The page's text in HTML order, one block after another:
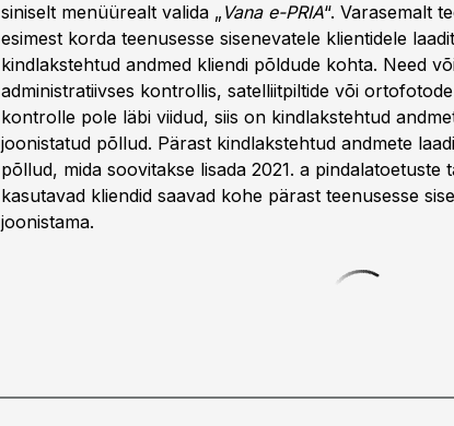
siniselt menüürealt valida „ Vana e-PRIA“. Varasemalt
esimest korda teenusesse sisenevatele klientidele
kindlakstehtud andmed kliendi põldude kohta. Need
administratiivses kontrollis, satelliitpiltide või
kontrolle pole läbi viidud, siis on kindlakstehtud
joonistatud põllud. Pärast kindlakstehtud andmete
põllud, mida soovitakse lisada 2021. a pindalatoetuste
kasutavad kliendid saavad kohe pärast teenusesse
joonistama.